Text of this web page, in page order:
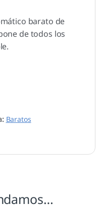
barato de
de todos los
Baratos